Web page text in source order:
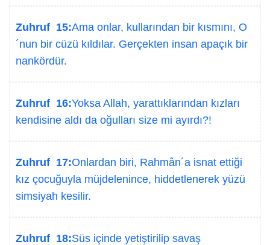
Zuhruf 15:Ama onlar, kullarından bir kısmını, O
´nun bir cüzü kıldılar. Gerçekten insan apaçık bir
nankördür.
Zuhruf 16:Yoksa Allah, yarattıklarından kızları
kendisine aldı da oğulları size mi ayırdı?!
Zuhruf 17:Onlardan biri, Rahmân´a isnat ettiği
kız çocuğuyla müjdelenince, hiddetlenerek yüzü
simsiyah kesilir.
Zuhruf 18:Süs içinde yetiştirilip savaş